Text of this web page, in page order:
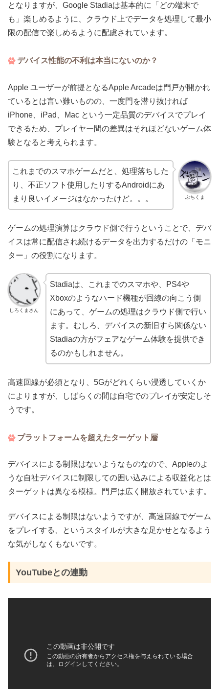
となりますが、Google Stadiaは基本的に「どの端末で
も」楽しめるように、クラウド上でデータを処理して最小
限の配信で楽しめるように配慮されています。
デバイス性能の不利は本当にないのか？
Apple ユーザーが前提となるApple Arcadeは門戸が開かれ
ているとは言い難いものの、一度門を潜り抜ければ
iPhone、iPad、Mac という一定品質のデバイスでプレイ
できるため、プレイヤー間の差異はそれほどないゲーム体
験となると考えられます。
ぶちくま
これまでのスマホゲームだと、処理落ちした
り、不正ソフト使用したりするAndroidにあ
まり良いイメージはなかったけど。。。
ゲームの処理演算はクラウド側で行うということで、デバ
イスは常に配信され続けるデータを出力するだけの「モニ
ター」の役割になります。
しろくまさん
Stadiaは、これまでのスマホや、PS4や
Xboxのようなハード機種が回線の向こう側
にあって、ゲームの処理はクラウド側で行い
ます。むしろ、デバイスの新旧すら関係ない
Stadiaの方がフェアなゲーム体験を提供でき
るのかもしれません。
高速回線が必須となり、5Gがどれくらい浸透していくか
によりますが、しばらくの間は自宅でのプレイが安定しそ
うです。
プラットフォームを超えたターゲット層
デバイスによる制限はないようなものなので、Appleのよ
うな自社デバイスに制限しての囲い込みによる収益化とは
ターゲットは異なる模様。門戸は広く開放されています。
デバイスによる制限はないようですが、高速回線でゲーム
をプレイする、というスタイルが大きな足かせとなるよう
な気がしなくもないです。
YouTubeとの連動